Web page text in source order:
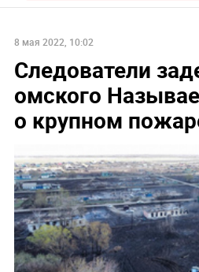
8 мая 2022, 10:02
Следователи
омского
о крупном